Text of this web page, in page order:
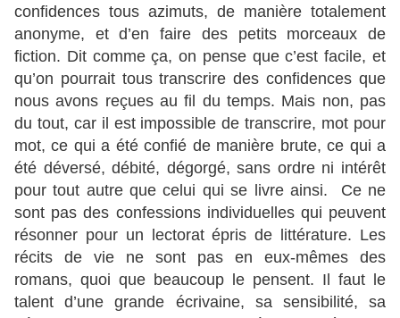
confidences tous azimuts, de manière totalement
anonyme, et d’en faire des petits morceaux de
fiction. Dit comme ça, on pense que c’est facile, et
qu’on pourrait tous transcrire des confidences que
nous avons reçues au fil du temps. Mais non, pas
du tout, car il est impossible de transcrire, mot pour
mot, ce qui a été confié de manière brute, ce qui a
été déversé, débité, dégorgé, sans ordre ni intérêt
pour tout autre que celui qui se livre ainsi. Ce ne
sont pas des confessions individuelles qui peuvent
résonner pour un lectorat épris de littérature. Les
récits de vie ne sont pas en eux-mêmes des
romans, quoi que beaucoup le pensent. Il faut le
talent d’une grande écrivaine, sa sensibilité, sa